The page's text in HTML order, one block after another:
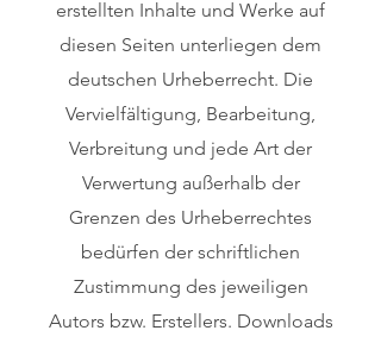
erstellten Inhalte und Werke auf
diesen Seiten unterliegen dem
deutschen Urheberrecht. Die
Vervielfältigung, Bearbeitung,
Verbreitung und jede Art der
Verwertung außerhalb der
Grenzen des Urheberrechtes
bedürfen der schriftlichen
Zustimmung des jeweiligen
Autors bzw. Erstellers. Downloads